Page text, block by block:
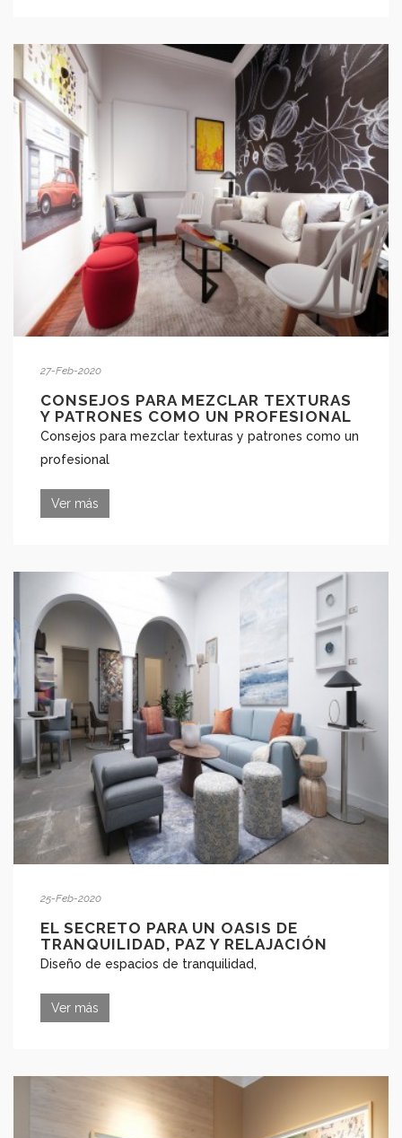
27-Feb-2020
CONSEJOS PARA MEZCLAR TEXTURAS
Y PATRONES COMO UN PROFESIONAL
Consejos para mezclar texturas y patrones como un
profesional
Ver más
25-Feb-2020
EL SECRETO PARA UN OASIS DE
TRANQUILIDAD, PAZ Y RELAJACIÓN
Diseño de espacios de tranquilidad,
Ver más